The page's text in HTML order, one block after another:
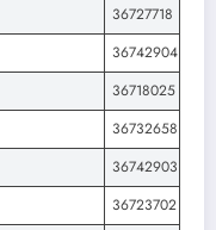
36727718
36742904
36718025
36732658
36742903
36723702